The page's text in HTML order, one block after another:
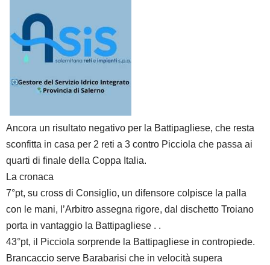
Ancora un risultato negativo per la Battipagliese, che resta
sconfitta in casa per 2 reti a 3 contro Picciola che passa ai
quarti di finale della Coppa Italia.
La cronaca
7°pt, su cross di Consiglio, un difensore colpisce la palla
con le mani, l’Arbitro assegna rigore, dal dischetto Troiano
porta in vantaggio la Battipagliese . .
43°pt, il Picciola sorprende la Battipagliese in contropiede.
Brancaccio serve Barabarisi che in velocità supera